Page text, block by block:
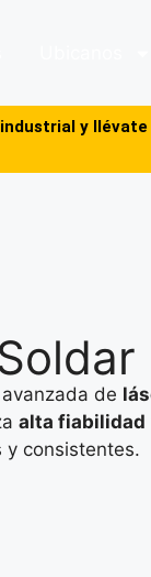
industrial y
de
alta fiabilidad
y consistentes.